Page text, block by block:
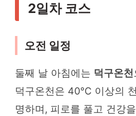
2일차 코스
오전 일정
둘째 날 아침에는 덕구온천
덕구온천은 40℃ 이상의
명하며, 피로를 풀고 건강